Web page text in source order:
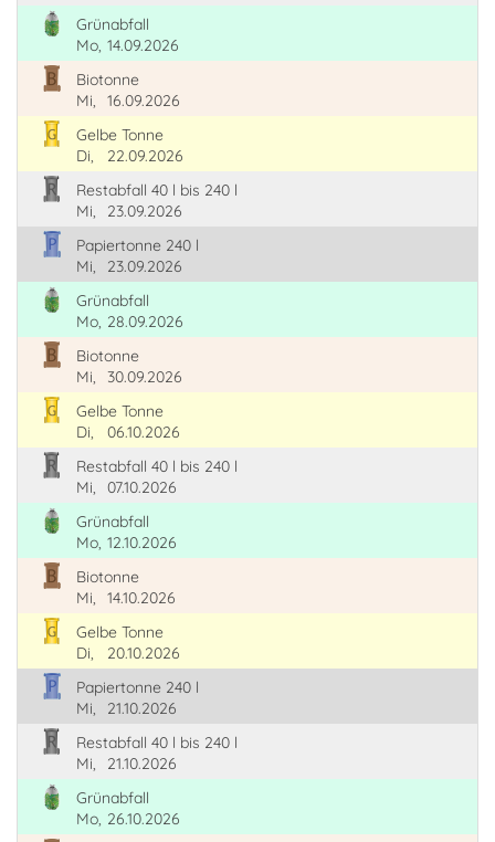
Grünabfall
Mo, 14.09.2026
Biotonne
Mi,
16.09.2026
Gelbe Tonne
Di,
22.09.2026
Restabfall 40 l bis 240 l
Mi,
23.09.2026
Papiertonne 240 l
Mi,
23.09.2026
Grünabfall
Mo, 28.09.2026
Biotonne
Mi,
30.09.2026
Gelbe Tonne
Di,
06.10.2026
Restabfall 40 l bis 240 l
Mi,
07.10.2026
Grünabfall
Mo, 12.10.2026
Biotonne
Mi,
14.10.2026
Gelbe Tonne
Di,
20.10.2026
Papiertonne 240 l
Mi,
21.10.2026
Restabfall 40 l bis 240 l
Mi,
21.10.2026
Grünabfall
Mo, 26.10.2026